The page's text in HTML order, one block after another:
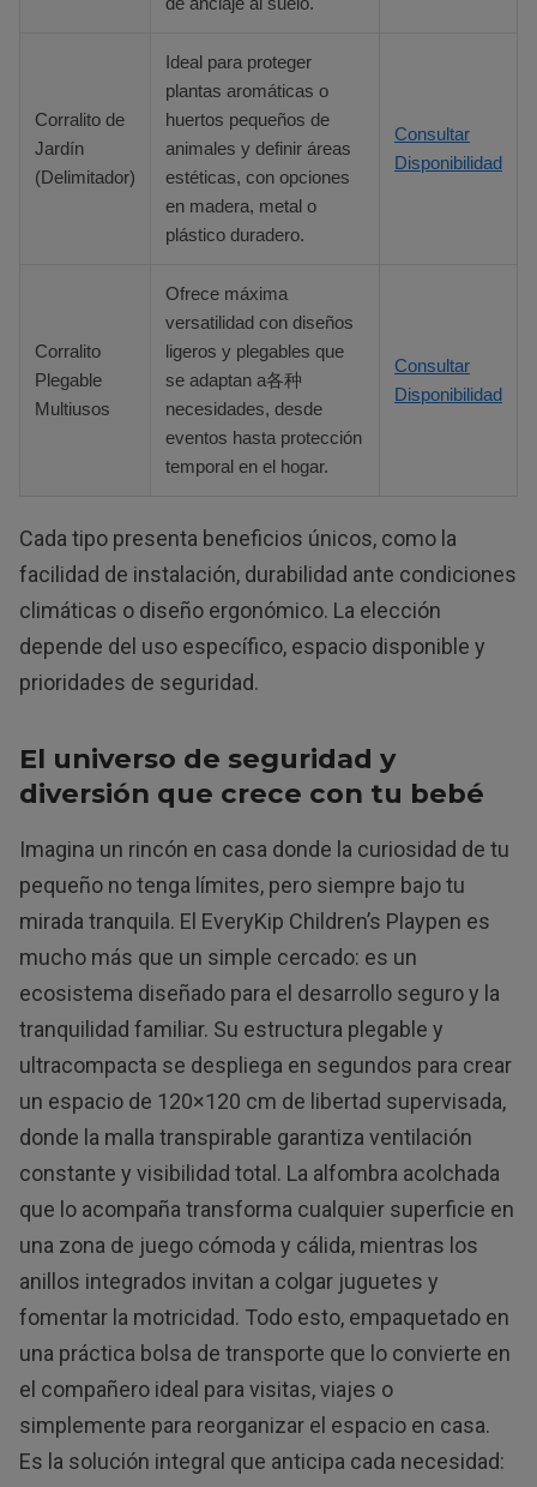
Corralito de
Jardín
(Delimitador)
Ideal para proteger
plantas aromáticas o
huertos pequeños de
animales y definir áreas
estéticas, con opciones
en madera, metal o
plástico duradero.
Consultar
Disponibilidad
Corralito
Plegable
Multiusos
Ofrece máxima
versatilidad con diseños
ligeros y plegables que
se adaptan a各种
necesidades, desde
eventos hasta protección
temporal en el hogar.
Consultar
Disponibilidad
Cada tipo presenta beneficios únicos, como la
facilidad de instalación, durabilidad ante condiciones
climáticas o diseño ergonómico. La elección
depende del uso específico, espacio disponible y
prioridades de seguridad.
El universo de seguridad y
diversión que crece con tu bebé
Imagina un rincón en casa donde la curiosidad de tu
pequeño no tenga límites, pero siempre bajo tu
mirada tranquila. El EveryKip Children’s Playpen es
mucho más que un simple cercado: es un
ecosistema diseñado para el desarrollo seguro y la
tranquilidad familiar. Su estructura plegable y
ultracompacta se despliega en segundos para crear
un espacio de 120×120 cm de libertad supervisada,
donde la malla transpirable garantiza ventilación
constante y visibilidad total. La alfombra acolchada
que lo acompaña transforma cualquier superficie en
una zona de juego cómoda y cálida, mientras los
anillos integrados invitan a colgar juguetes y
fomentar la motricidad. Todo esto, empaquetado en
una práctica bolsa de transporte que lo convierte en
el compañero ideal para visitas, viajes o
simplemente para reorganizar el espacio en casa.
Es la solución integral que anticipa cada necesidad: